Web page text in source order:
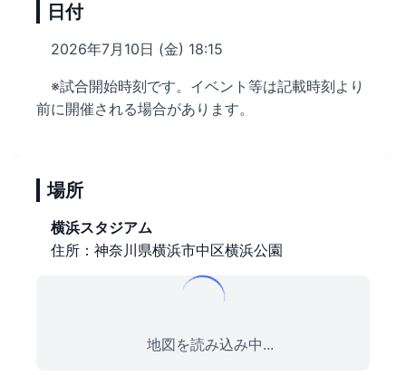
日付
2026年7月10日 (金) 18:15
※試合開始時刻です。イベント等は記載時刻より
前に開催される場合があります。
場所
横浜スタジアム
住所：神奈川県横浜市中区横浜公園
地図を読み込み中...